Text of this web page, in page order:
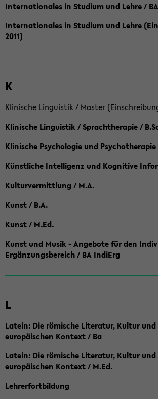
Internationales in Studium und Lehre /
Internationales in Studium und Lehre
2011)
K
Klinische Linguistik / Master
Klinische Linguistik / Sprachtherapie /
Klinische Psychologie und Psychotherapie
Künstliche Intelligenz und Kognitive
Kulturvermittlung / M.A.
Kunst / B.A.
Kunst / M.Ed.
Kunst und Musik - Angebote für den
Ergänzungsbereich / BA IndiErg
L
Latein: Die römische Literatur, Kultur und
europäischen Kontext / Ba
Latein: Die römische Literatur, Kultur und
europäischen Kontext / M.Ed.
Lehrerfortbildung